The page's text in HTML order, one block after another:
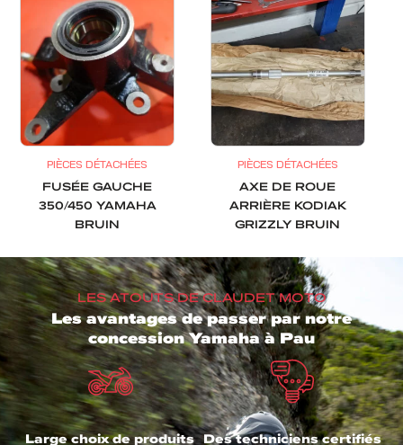
PIÈCES DÉTACHÉES
FUSÉE GAUCHE
350/450 YAMAHA
BRUIN
PIÈCES DÉTACHÉES
AXE DE ROUE
ARRIÈRE KODIAK
GRIZZLY BRUIN
LES ATOUTS DE CLAUDET MOTO
Les avantages de passer par notre
concession Yamaha à Pau
Large choix de produits Des techniciens certifiés